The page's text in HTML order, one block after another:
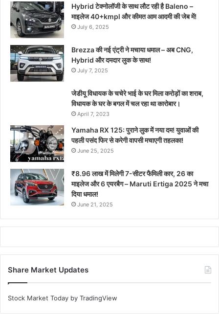
Hybrid टेक्नोलॉजी के साथ लौट रही है Baleno –
माइलेज 40+kmpl और कीमत आम आदमी की जेब में!
July 6, 2025
Brezza की नई एंट्री ने मचाया धमाल – अब CNG,
Hybrid और दमदार लुक के साथ!
July 7, 2025
जेडीयू विधायक के चचेरे भाई के घर मिला करोड़ों का शराब,
विधायक के घर के बगल में चल रहा था कारोबार।
April 7, 2023
Yamaha RX 125: पुराने लुक में नया दम! युवाओं की
पहली पसंद फिर से करेगी वापसी मचाएगी तहलका!
June 25, 2025
₹8.96 लाख में मिलेगी 7-सीटर फैमिली कार, 26 का
माइलेज और 6 एयरबैग – Maruti Ertiga 2025 ने मचा
दिया धमाल!
June 21, 2025
Share Market Updates
Stock Market Today by TradingView